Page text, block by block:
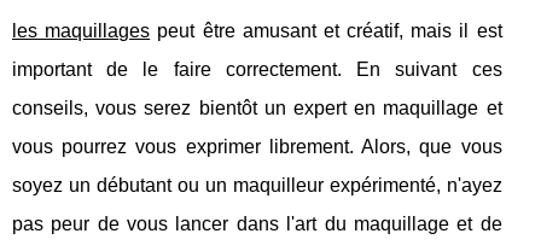
les maquillages peut être amusant et créatif, mais il est
important de le faire correctement. En suivant ces
conseils, vous serez bientôt un expert en maquillage et
vous pourrez vous exprimer librement. Alors, que vous
soyez un débutant ou un maquilleur expérimenté, n'ayez
pas peur de vous lancer dans l'art du maquillage et de